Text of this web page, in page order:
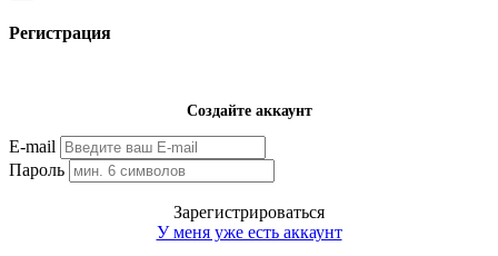
Регистрация
Создайте аккаунт
E-mail
Пароль
Зарегистрироваться
У меня уже есть аккаунт